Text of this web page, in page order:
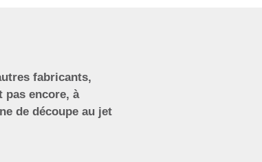
fabricants,
pas encore, à
de découpe au jet